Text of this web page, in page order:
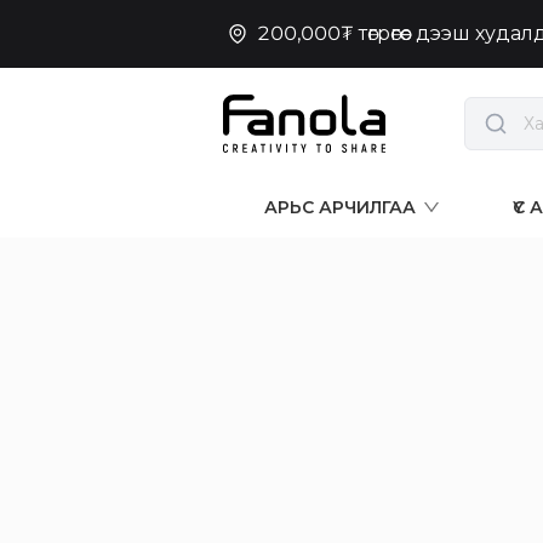
200,000₮ төгрөгөөс дээш
АРЬС АРЧИЛГАА ҮС